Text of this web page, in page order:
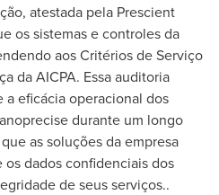
atestada pela Prescient
os sistemas e controles da
aos Critérios de Serviço
da AICPA. Essa auditoria
eficácia operacional dos
durante um longo
as soluções da empresa
dados confidenciais dos
de seus serviços..